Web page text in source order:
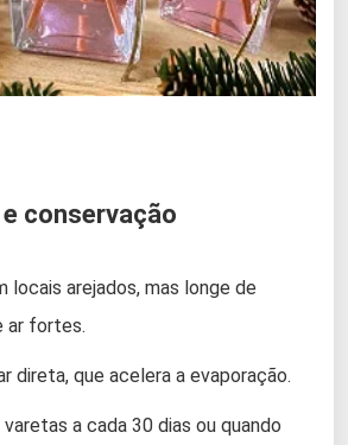
conservação
locais arejados, mas longe de
ar fortes.
direta, que acelera a evaporação.
a cada 30 dias ou quando